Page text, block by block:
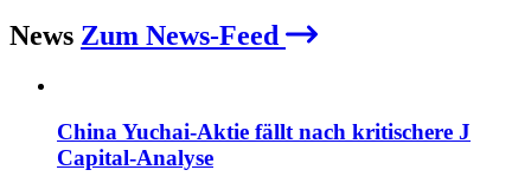
News Zum News-Feed
China Yuchai-Aktie fällt nach kritischere J
Capital-Analyse